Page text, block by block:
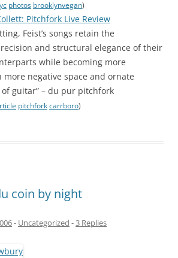
photos brooklynvegan)
Pitchfork Live Review
Feist’s songs retain the
and structural elegance of their
while becoming more
more negative space and ornate
guitar” – du pur pitchfork
pitchfork carrboro)
coin by night
- Uncategorized -3 Replies